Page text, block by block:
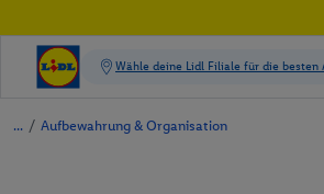
/ Aufbewahrung & Organisation